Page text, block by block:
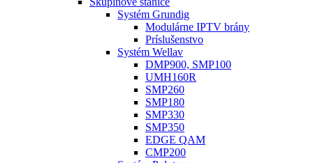
Systém Grundig
Modulárne IPTV brány
Príslušenstvo
Systém Wellav
DMP900, SMP100
UMH160R
SMP260
SMP180
SMP330
SMP350
EDGE QAM
CMP200